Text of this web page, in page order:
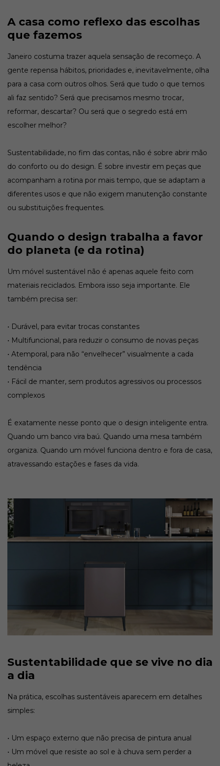
A casa como reflexo das escolhas
que fazemos
Janeiro costuma trazer aquela sensação de recomeço. A
gente repensa hábitos, prioridades e, inevitavelmente, olha
para a casa com outros olhos. Será que tudo o que temos
ali faz sentido? Será que precisamos mesmo trocar,
reformar, descartar? Ou será que o segredo está em
escolher melhor?
Sustentabilidade, no fim das contas, não é sobre abrir mão
do conforto ou do design. É sobre investir em peças que
acompanham a rotina por mais tempo, que se adaptam a
diferentes usos e que não exigem manutenção constante
ou substituições frequentes.
Quando o design trabalha a favor
do planeta (e da rotina)
Um móvel sustentável não é apenas aquele feito com
materiais reciclados. Embora isso seja importante. Ele
também precisa ser:
• Durável, para evitar trocas constantes
• Multifuncional, para reduzir o consumo de novas peças
• Atemporal, para não “envelhecer” visualmente a cada
tendência
• Fácil de manter, sem produtos agressivos ou processos
complexos
É exatamente nesse ponto que o design inteligente entra.
Quando um banco vira baú. Quando uma mesa também
organiza. Quando um móvel funciona dentro e fora de casa,
atravessando estações e fases da vida.
Sustentabilidade que se vive no dia
a dia
Na prática, escolhas sustentáveis aparecem em detalhes
simples:
• Um espaço externo que não precisa de pintura anual
• Um móvel que resiste ao sol e à chuva sem perder a